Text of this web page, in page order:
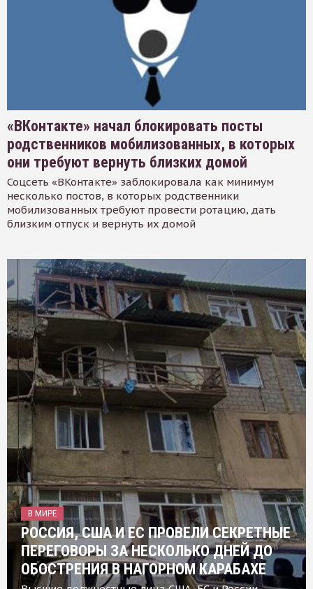
«ВКонтакте» начал блокировать посты
родственников мобилизованных, в которых
они требуют вернуть близких домой
Соцсеть «ВКонтакте» заблокировала как минимум
несколько постов, в которых родственники
мобилизованных требуют провести ротацию, дать
близким отпуск и вернуть их домой
В МИРЕ
РОССИЯ, США И ЕС ПРОВЕЛИ СЕКРЕТНЫЕ
ПЕРЕГОВОРЫ ЗА НЕСКОЛЬКО ДНЕЙ ДО
ОБОСТРЕНИЯ В НАГОРНОМ КАРАБАХЕ